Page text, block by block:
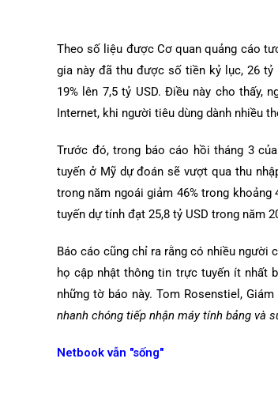
Theo số liệu được Cơ quan quảng cáo
gia này đã thu được số tiền kỷ lục, 26
19% lên 7,5 tỷ USD. Điều này cho thấy,
Internet, khi người tiêu dùng dành nhiều
Trước đó, trong báo cáo hồi tháng 3
tuyến ở Mỹ dự đoán sẽ vượt qua thu
trong năm ngoái giảm 46% trong
tuyến dự tính đạt 25,8 tỷ USD trong năm
Báo cáo cũng chỉ ra rằng có nhiều người
họ cập nhật thông tin trực tuyến ít nhất
những tờ báo này. Tom Rosenstiel,
nhanh chóng tiếp nhận máy tính bảng và
Netbook vẫn "sống"